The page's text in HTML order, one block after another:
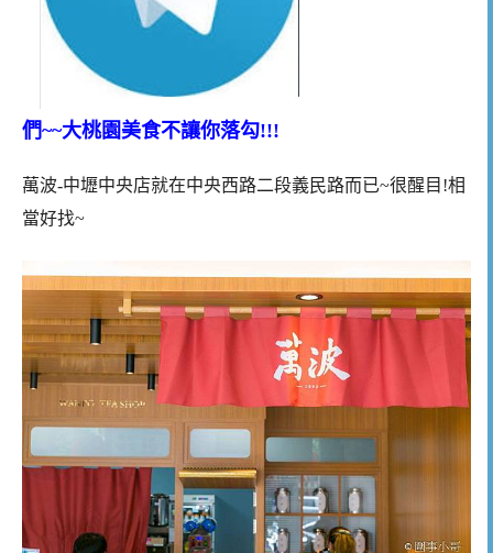
們~~大桃園美食不讓你落勾!!!
萬波-中壢中央店就在中央西路二段義民路而已~很醒目!相
當好找~